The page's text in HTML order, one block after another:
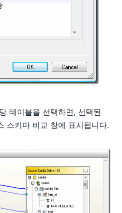
테이블을 선택하면, 선택된
스키마 비교 창에 표시됩니다.